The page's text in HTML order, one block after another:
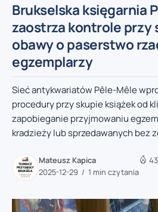
Brukselska księgarnia
zaostrza kontrole przy
obawy o paserstwo
egzemplarzy
Sieć antykwariatów Pêle-Mêle
procedury przy skupie książek od
zapobieganie przyjmowaniu
kradzieży lub sprzedawanych bez
Mateusz Kapica
2025-12-29
1 min czytania